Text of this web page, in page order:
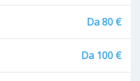
Da 80 €
Da 100 €